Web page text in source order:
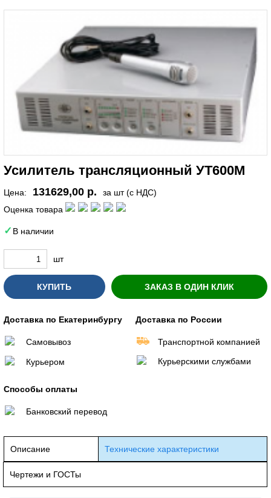
Усилитель трансляционный УТ600М
Цена: 131629,00 р.
за шт (с НДС)
Оценка товара
В наличии
шт
КУПИТЬ ЗАКАЗ В ОДИН КЛИК
Доставка по Екатеринбургу
Самовывоз
Курьером
Доставка по России
Транспортной компанией
Курьерскими службами
Способы оплаты
Банковский перевод
Описание Технические характеристики
Чертежи и ГОСТы